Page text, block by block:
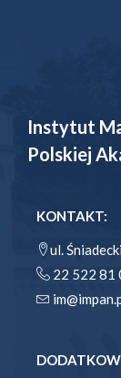
Instytut
Polskiej
KONTAKT:
ul.
22 522 81